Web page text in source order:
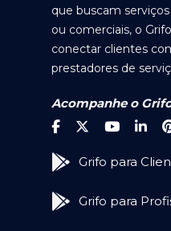
que buscam
ou comerciais, o
conectar clientes
prestadores de
Acompanhe o
Grifo para
Grifo para